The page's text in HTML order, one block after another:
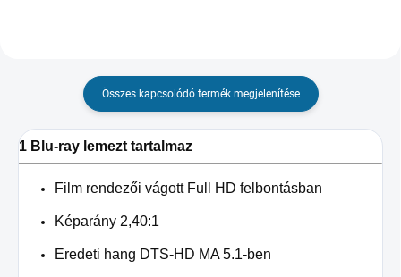
Összes kapcsolódó termék megjelenítése
1 Blu-ray lemezt tartalmaz
Film rendezői vágott Full HD felbontásban
Képarány 2,40:1
Eredeti hang DTS-HD MA 5.1-ben